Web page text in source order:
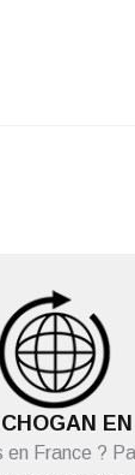
en France ?